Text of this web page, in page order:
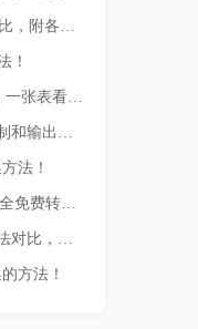
PDF转JPG怎么操作？四种方法实测对比，附各场景最优选！
！
图片压缩怎么弄？五类方案实测对比，一张表看懂怎么选！
PDF转图片免费用：5种工具的文件限制和输出质量对比！
法！
png是什么格式 怎么转jpg格式？5种安全免费转换方法全解析！
怎么把pdf文件大小变小一点？四种方法对比，一看就懂！
方法！